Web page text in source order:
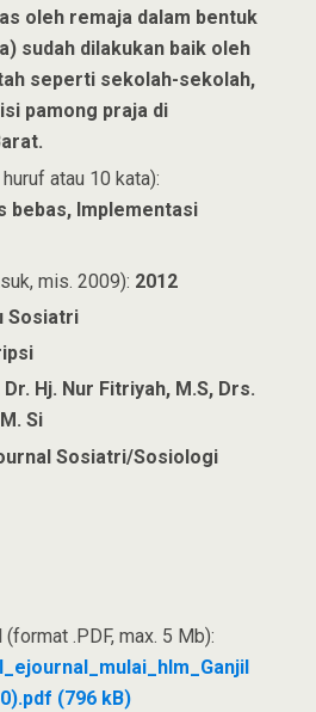
oleh remaja dalam bentuk
sudah dilakukan baik oleh
seperti sekolah-sekolah,
pamong praja di
atau 10 kata):
bebas, Implementasi
mis. 2009): 2012
Sosiatri
Hj. Nur Fitriyah, M.S, Drs.
Si
Sosiatri/Sosiologi
.PDF, max. 5 Mb):
(796 kB)